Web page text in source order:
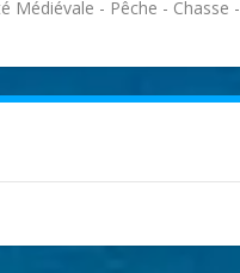
Médiévale - Pêche - Chasse -